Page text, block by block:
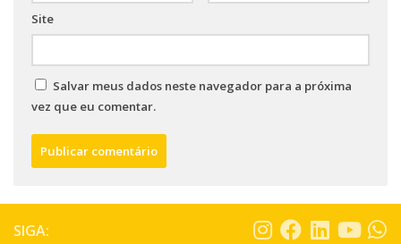
Site
Salvar meus dados neste navegador para a próxima
vez que eu comentar.
SIGA: